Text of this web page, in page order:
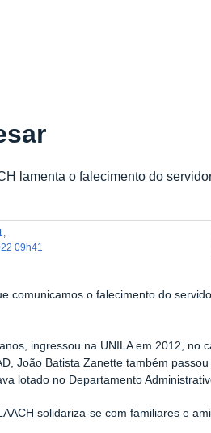
lamenta o falecimento do
09h41
comunicamos o falecimento do
ingressou na UNILA em 2012, no
João Batista Zanette também
lotado no Departamento
solidariza-se com familiares e